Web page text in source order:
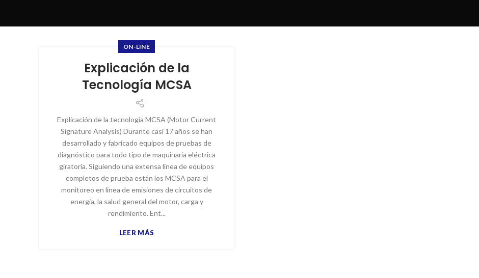
ON-LINE
Explicación de la
Tecnología MCSA
Explicación de la tecnología MCSA (Motor Current
Signature Analysis) Durante casi 17 años se han
desarrollado y fabricado equipos de pruebas de
diagnóstico para todo tipo de maquinaria eléctrica
giratoria. Siguiendo una extensa linea de equipos
completos de prueba están los MCSA para el
monitoreo en linea de emisiones de circuitos de
energía, la salud general del motor, carga y
rendimiento. Ent...
LEER MÁS